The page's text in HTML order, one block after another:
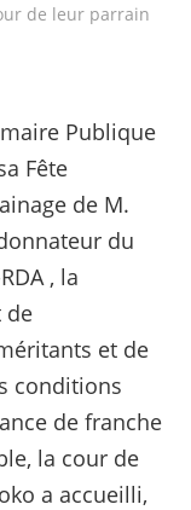
de leur parrain
Publique
Fête
de M.
du
, la
de
et de
conditions
de franche
la cour de
a accueilli,